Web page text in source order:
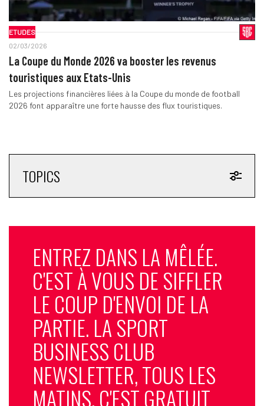
ETUDES
02/03/2026
La Coupe du Monde 2026 va booster les revenus
touristiques aux Etats-Unis
Les projections financières liées à la Coupe du monde de football
2026 font apparaître une forte hausse des flux touristiques.
TOPICS
ENTREZ DANS LA MÊLÉE.
C'EST À VOUS DE SIFFLER
LE COUP D'ENVOI DE LA
PARTIE. LA SPORT
BUSINESS CLUB
NEWSLETTER, TOUS LES
MATINS, C'EST GRATUIT